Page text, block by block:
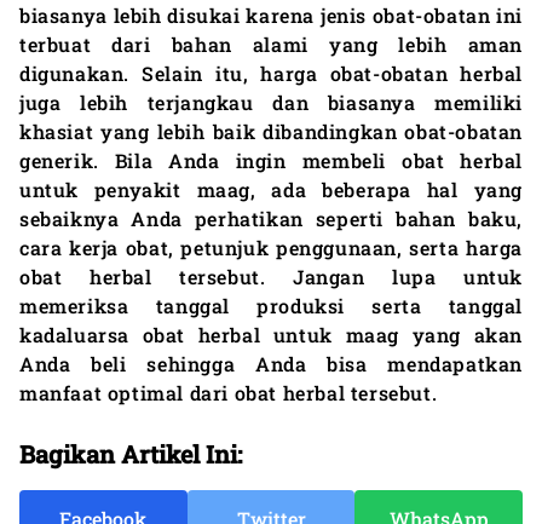
biasanya lebih disukai karena jenis obat-obatan ini
terbuat dari bahan alami yang lebih aman
digunakan. Selain itu, harga obat-obatan herbal
juga lebih terjangkau dan biasanya memiliki
khasiat yang lebih baik dibandingkan obat-obatan
generik. Bila Anda ingin membeli obat herbal
untuk penyakit maag, ada beberapa hal yang
sebaiknya Anda perhatikan seperti bahan baku,
cara kerja obat, petunjuk penggunaan, serta harga
obat herbal tersebut. Jangan lupa untuk
memeriksa tanggal produksi serta tanggal
kadaluarsa obat herbal untuk maag yang akan
Anda beli sehingga Anda bisa mendapatkan
manfaat optimal dari obat herbal tersebut.
Bagikan Artikel Ini:
Facebook Twitter WhatsApp